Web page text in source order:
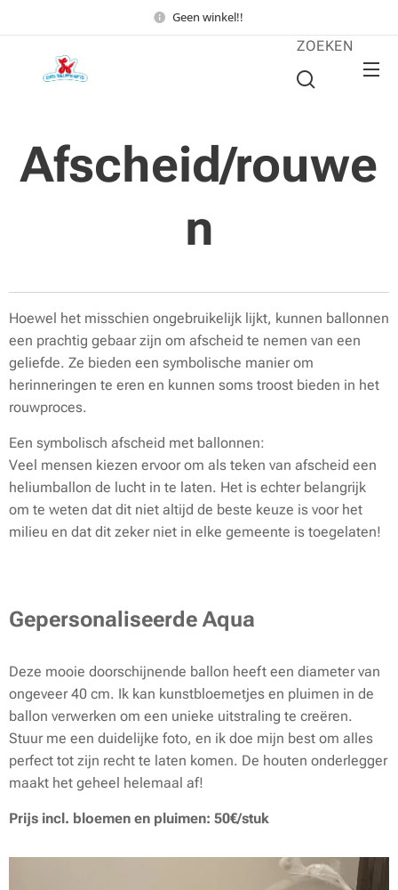
Geen winkel!!
ZOEKEN
Afscheid/rouwe
n
Hoewel het misschien ongebruikelijk lijkt, kunnen ballonnen
een prachtig gebaar zijn om afscheid te nemen van een
geliefde. Ze bieden een symbolische manier om
herinneringen te eren en kunnen soms troost bieden in het
rouwproces.
Een symbolisch afscheid met ballonnen:
Veel mensen kiezen ervoor om als teken van afscheid een
heliumballon de lucht in te laten. Het is echter belangrijk
om te weten dat dit niet altijd de beste keuze is voor het
milieu en dat dit zeker niet in elke gemeente is toegelaten!
Gepersonaliseerde Aqua
Deze mooie doorschijnende ballon heeft een diameter van
ongeveer 40 cm. Ik kan kunstbloemetjes en pluimen in de
ballon verwerken om een unieke uitstraling te creëren.
Stuur me een duidelijke foto, en ik doe mijn best om alles
perfect tot zijn recht te laten komen. De houten onderlegger
maakt het geheel helemaal af!
Prijs incl. bloemen en pluimen: 50€/stuk